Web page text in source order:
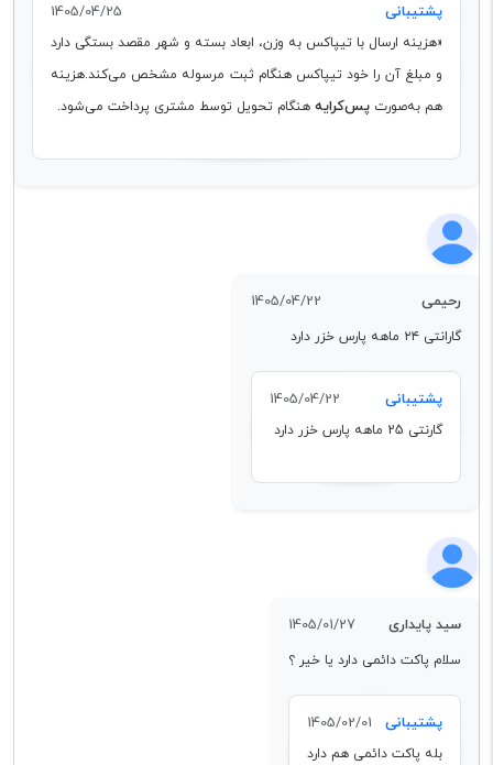
پشتیبانی 1405/04/25
«هزینه ارسال با تیپاکس به وزن، ابعاد بسته و شهر مقصد بستگی دارد
و مبلغ آن را خود تیپاکس هنگام ثبت مرسوله مشخص می‌کند.هزینه
هم به‌صورت پس‌کرایه هنگام تحویل توسط مشتری پرداخت می‌شود.
رحیمی 1405/04/22
گارانتی ۲۴ ماهه پارس خزر دارد
پشتیبانی 1405/04/22
گارنتی 25 ماهه پارس خزر دارد
سید پایداری 1405/01/27
سلام پاکت دائمی دارد یا خیر ؟
پشتیبانی 1405/02/01
بله پاکت دائمی هم دارد